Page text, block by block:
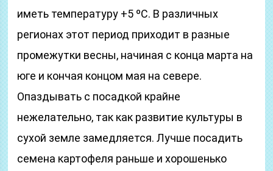
иметь температуру +5 ºС. В различных
регионах этот период приходит в разные
промежутки весны, начиная с конца марта на
юге и кончая концом мая на севере.
Опаздывать с посадкой крайне
нежелательно, так как развитие культуры в
сухой земле замедляется. Лучше посадить
семена картофеля раньше и хорошенько